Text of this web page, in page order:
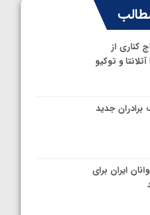
کناری از
و توکیو
جدید
ایران برای